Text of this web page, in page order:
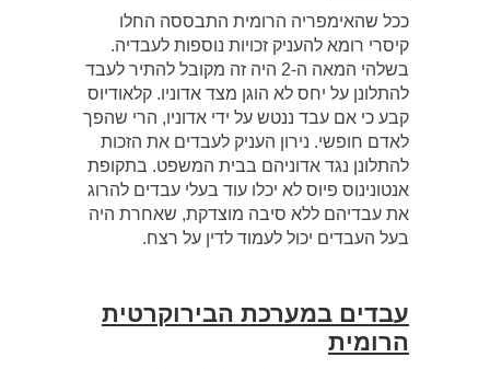
ככל שהאימפריה הרומית התבססה החלו
קיסרי רומא להעניק זכויות נוספות לעבדיה.
בשלהי המאה ה-2 היה זה מקובל להתיר לעבד
להתלונן על יחס לא הוגן מצד אדוניו. קלאודיוס
קבע כי אם עבד ננטש על ידי אדוניו, הרי שהפך
לאדם חופשי. נירון העניק לעבדים את הזכות
להתלונן נגד אדוניהם בבית המשפט. בתקופת
אנטונינוס פיוס לא יכלו עוד בעלי עבדים להרוג
את עבדיהם ללא סיבה מוצדקת, שאחרת היה
בעל העבדים יכול לעמוד לדין על רצח.
עבדים במערכת הבירוקרטית
הרומית